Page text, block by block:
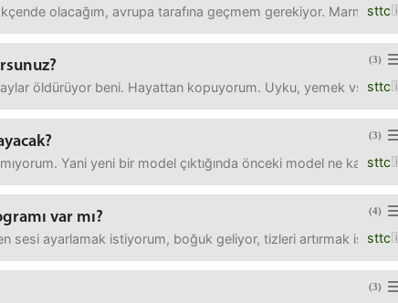
sttc
olacağım, avrupa tarafına geçmem gerekiyor.
(3)
sttc
öldürüyor beni. Hayattan kopuyorum. Uyku, yemek vs
(3)
sttc
Yani yeni bir model çıktığında önceki model ne
(4)
var mı?
sttc
sesi ayarlamak istiyorum, boğuk geliyor, tizleri artırmak
(3)